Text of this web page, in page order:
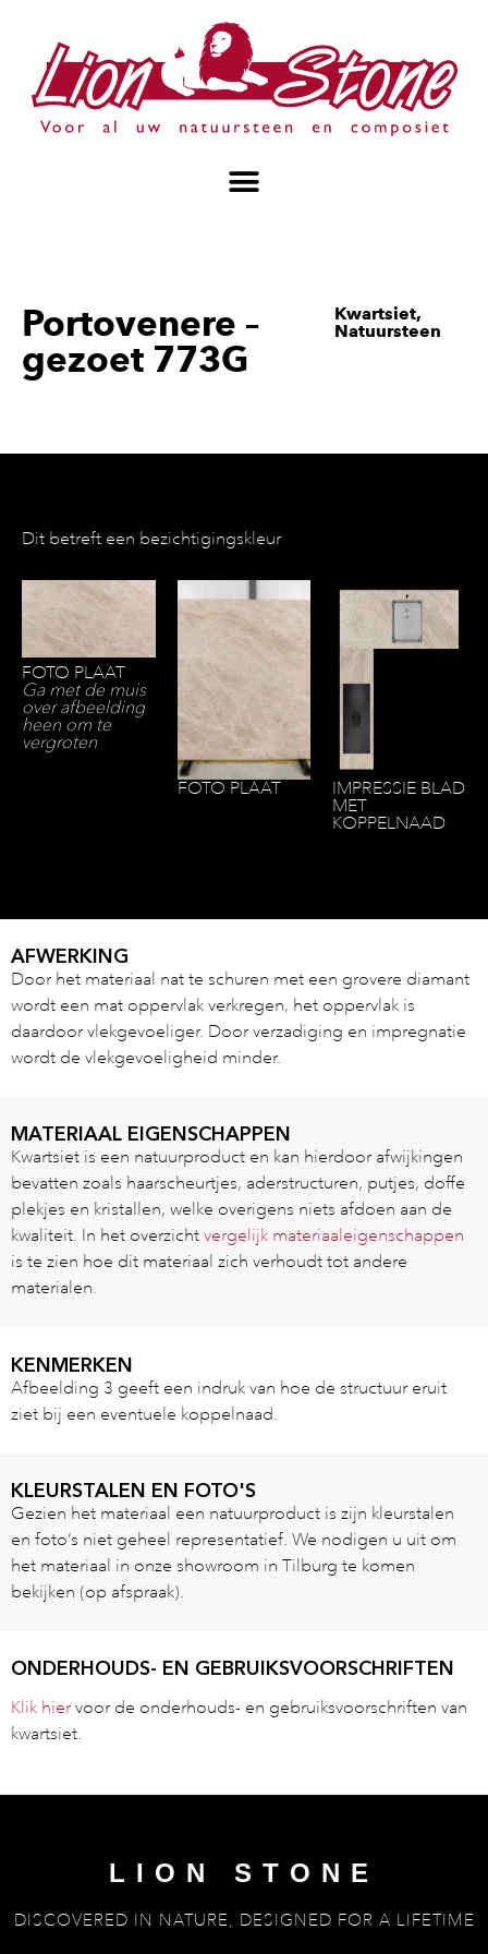
Portovenere –
gezoet 773G
Kwartsiet,
Natuursteen
Dit betreft een bezichtigingskleur
FOTO PLAAT
Ga met de muis
over afbeelding
heen om te
vergroten
FOTO PLAAT
IMPRESSIE BLAD
MET
KOPPELNAAD
AFWERKING
Door het materiaal nat te schuren met een grovere diamant
wordt een mat oppervlak verkregen, het oppervlak is
daardoor vlekgevoeliger. Door verzadiging en impregnatie
wordt de vlekgevoeligheid minder.
MATERIAAL EIGENSCHAPPEN
Kwartsiet is een natuurproduct en kan hierdoor afwijkingen
bevatten zoals haarscheurtjes, aderstructuren, putjes, doffe
plekjes en kristallen, welke overigens niets afdoen aan de
kwaliteit. In het overzicht vergelijk materiaaleigenschappen
is te zien hoe dit materiaal zich verhoudt tot andere
materialen.
KENMERKEN
Afbeelding 3 geeft een indruk van hoe de structuur eruit
ziet bij een eventuele koppelnaad.
KLEURSTALEN EN FOTO'S
Gezien het materiaal een natuurproduct is zijn kleurstalen
en foto’s niet geheel representatief. We nodigen u uit om
het materiaal in onze showroom in Tilburg te komen
bekijken (op afspraak).
ONDERHOUDS- EN GEBRUIKSVOORSCHRIFTEN
Klik hiervoor de onderhouds- en gebruiksvoorschriften van
kwartsiet.
LION STONE
DISCOVERED IN NATURE, DESIGNED FOR A LIFETIME